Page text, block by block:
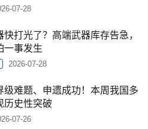
07-28
快打光了？高端武器库存告急，
一事发生
2026-07-28
级难题、申遗成功！本周我国多
历史性突破
07-26